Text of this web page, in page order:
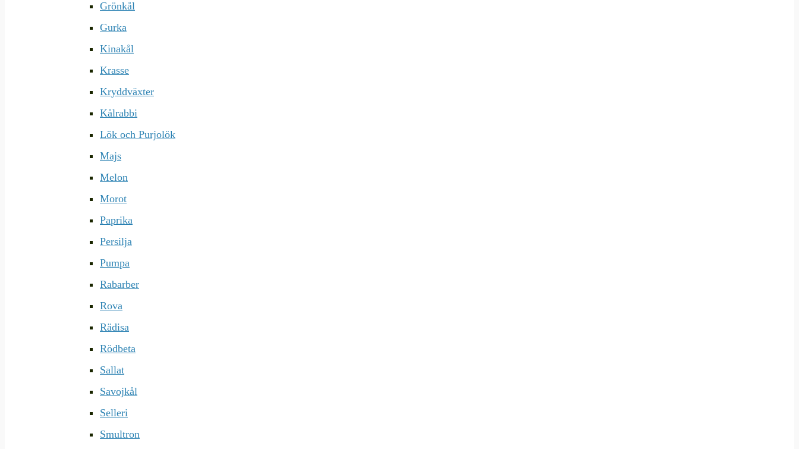
Grönkål
Gurka
Kinakål
Krasse
Kryddväxter
Kålrabbi
Lök och Purjolök
Majs
Melon
Morot
Paprika
Persilja
Pumpa
Rabarber
Rova
Rädisa
Rödbeta
Sallat
Savojkål
Selleri
Smultron